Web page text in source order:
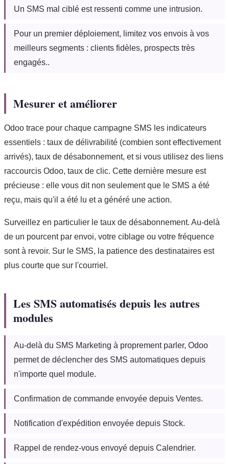
Un SMS mal ciblé est ressenti comme une intrusion.
Pour un premier déploiement, limitez vos envois à vos
meilleurs segments : clients fidèles, prospects très
engagés..
Mesurer et améliorer
Odoo trace pour chaque campagne SMS les indicateurs
essentiels : taux de délivrabilité (combien sont effectivement
arrivés), taux de désabonnement, et si vous utilisez des liens
raccourcis Odoo, taux de clic. Cette dernière mesure est
précieuse : elle vous dit non seulement que le SMS a été
reçu, mais qu'il a été lu et a généré une action.
Surveillez en particulier le taux de désabonnement. Au-delà
de un pourcent par envoi, votre ciblage ou votre fréquence
sont à revoir. Sur le SMS, la patience des destinataires est
plus courte que sur l'courriel.
Les SMS automatisés depuis les autres
modules
Au-delà du SMS Marketing à proprement parler, Odoo
permet de déclencher des SMS automatiques depuis
n'importe quel module.
Confirmation de commande envoyée depuis Ventes.
Notification d'expédition envoyée depuis Stock.
Rappel de rendez-vous envoyé depuis Calendrier.